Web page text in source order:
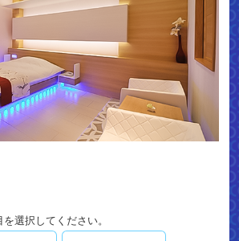
選択してください。